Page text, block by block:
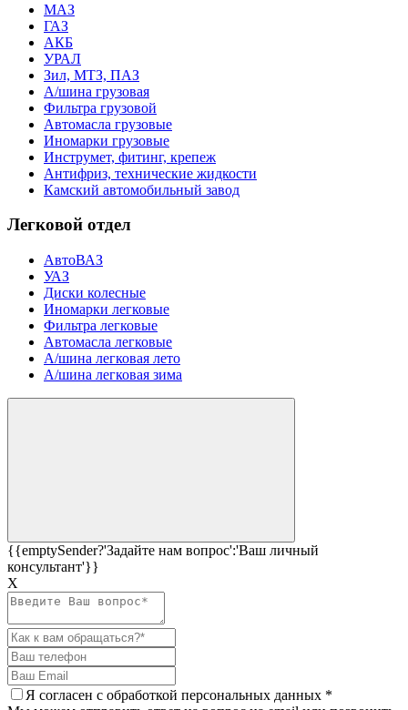
МАЗ
ГАЗ
АКБ
УРАЛ
Зил, МТЗ, ПАЗ
А/шина грузовая
Фильтра грузовой
Автомасла грузовые
Иномарки грузовые
Инструмет, фитинг, крепеж
Антифриз, технические жидкости
Камский автомобильный завод
Легковой отдел
АвтоВАЗ
УАЗ
Диски колесные
Иномарки легковые
Фильтра легковые
Автомасла легковые
А/шина легковая лето
А/шина легковая зима
{{emptySender?'Задайте нам вопрос':'Ваш личный
консультант'}}
Х
Я согласен c обработкой персональных данных *